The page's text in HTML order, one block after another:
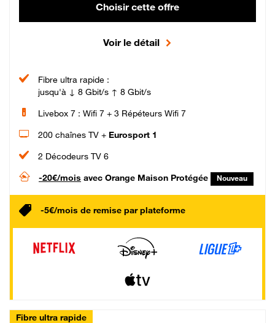
Choisir cette offre
Voir le détail
Fibre ultra rapide :
jusqu'à ↓ 8 Gbit/s ↑ 8 Gbit/s
Livebox 7 : Wifi 7 + 3 Répéteurs Wifi 7
200 chaînes TV + Eurosport 1
2 Décodeurs TV 6
-20€/mois avec Orange Maison Protégée Nouveau
-5€/mois de remise par plateforme
Fibre ultra rapide